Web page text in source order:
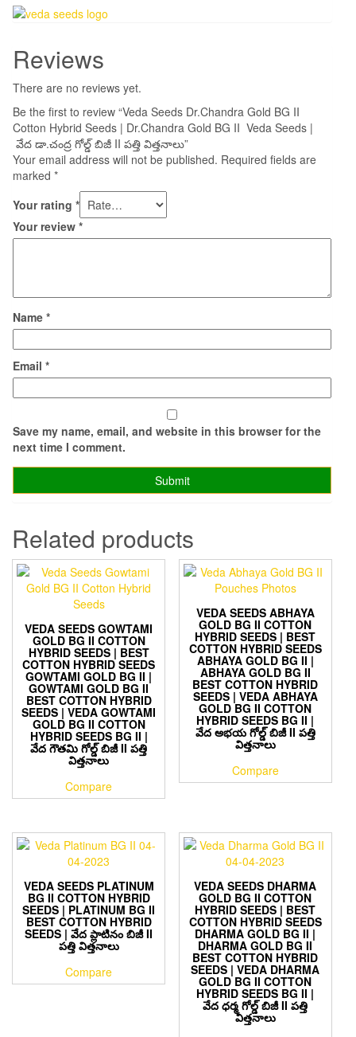
Reviews
There are no reviews yet.
Be the first to review “Veda Seeds Dr.Chandra Gold BG II
Cotton Hybrid Seeds | Dr.Chandra Gold BG II Veda Seeds |
వేద డా.చంద్ర గోల్డ్ బిజీ II పత్తి విత్తనాలు”
Your email address will not be published. Required fields are
marked *
Your rating *
Your review *
Name *
Email *
Save my name, email, and website in this browser for the
next time I comment.
Related products
VEDA SEEDS GOWTAMI
GOLD BG II COTTON
HYBRID SEEDS | BEST
COTTON HYBRID SEEDS
GOWTAMI GOLD BG II |
GOWTAMI GOLD BG II
BEST COTTON HYBRID
SEEDS | VEDA GOWTAMI
GOLD BG II COTTON
HYBRID SEEDS BG II |
వేద గౌతమి గోల్డ్ బిజీ II పత్తి
విత్తనాలు
Compare
VEDA SEEDS ABHAYA
GOLD BG II COTTON
HYBRID SEEDS | BEST
COTTON HYBRID SEEDS
ABHAYA GOLD BG II |
ABHAYA GOLD BG II
BEST COTTON HYBRID
SEEDS | VEDA ABHAYA
GOLD BG II COTTON
HYBRID SEEDS BG II |
వేద అభయ గోల్డ్ బిజీ II పత్తి
విత్తనాలు
Compare
VEDA SEEDS PLATINUM
BG II COTTON HYBRID
SEEDS | PLATINUM BG II
BEST COTTON HYBRID
SEEDS | వేద ప్లాటినం బిజీ II
పత్తి విత్తనాలు
Compare
VEDA SEEDS DHARMA
GOLD BG II COTTON
HYBRID SEEDS | BEST
COTTON HYBRID SEEDS
DHARMA GOLD BG II |
DHARMA GOLD BG II
BEST COTTON HYBRID
SEEDS | VEDA DHARMA
GOLD BG II COTTON
HYBRID SEEDS BG II |
వేద ధర్మ గోల్డ్ బిజీ II పత్తి
విత్తనాలు